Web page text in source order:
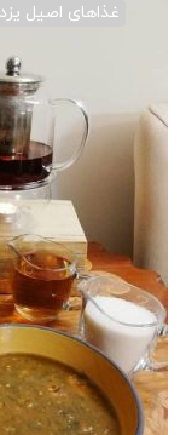
غذاهای اصیل یزد